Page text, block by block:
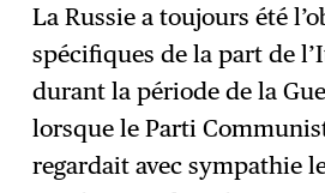
La Russie a toujours été
spécifiques de la part de
durant la période de la
lorsque le Parti
regardait avec sympathie